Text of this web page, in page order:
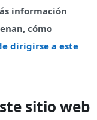
información
cómo
dirigirse a este
sitio web